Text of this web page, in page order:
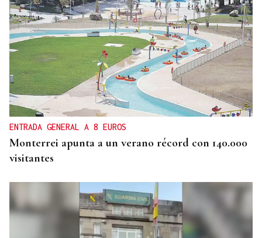
ENTRADA GENERAL A 8 EUROS
Monterrei apunta a un verano récord con 140.000
visitantes